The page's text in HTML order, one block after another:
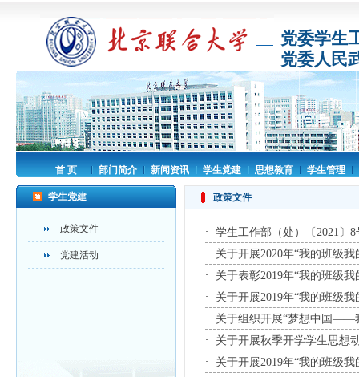
党委学生
党委人民
首 页 部门简介 新闻资讯 学生党建 思想教育 学生管理
学生党建
政策文件
党建活动
政策文件
· 学生工作部（处）〔2021〕
· 关于开展2020年“我的班级
· 关于表彰2019年“我的班级
· 关于开展2019年“我的班级
· 关于组织开展“梦想中国——
· 关于开展秋季开学学生思想
· 关于开展2019年“我的班级